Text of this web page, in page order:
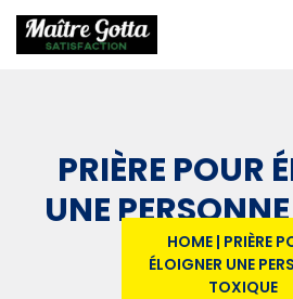
PRIÈRE POUR
UNE
HOME | PRIÈRE
ÉLOIGNER UNE
TOXIQUE